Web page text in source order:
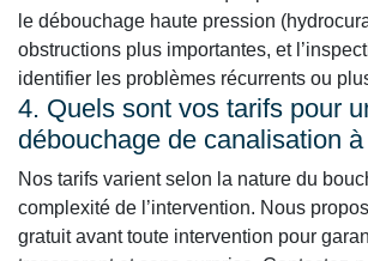
le débouchage haute pression
obstructions plus importantes, et
identifier les problèmes récurrents ou
4. Quels sont vos tarifs pour
débouchage de canalisation
Nos tarifs varient selon la nature du
complexité de l’intervention. Nous
gratuit avant toute intervention pour